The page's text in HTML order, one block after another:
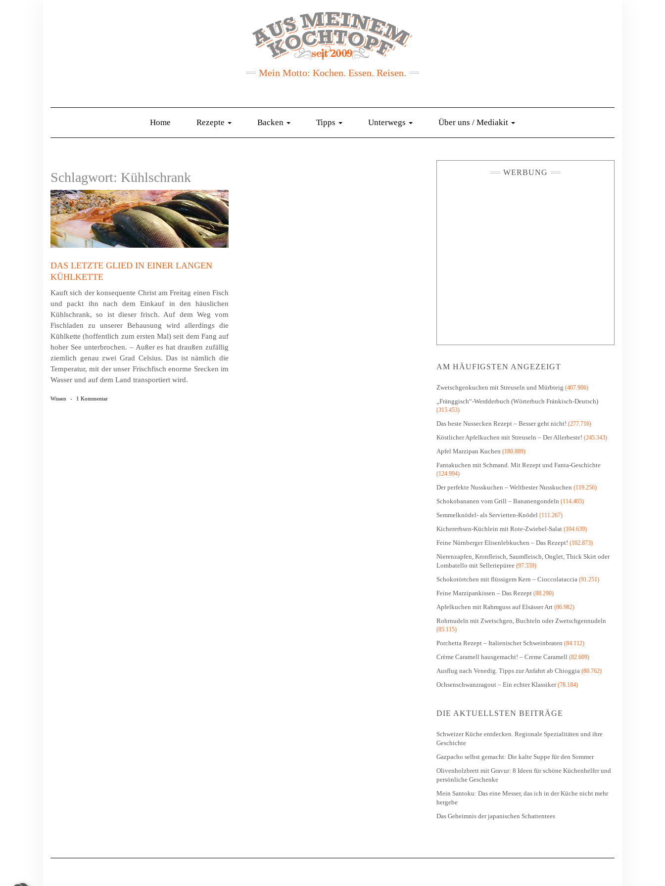
Mein Motto: Kochen. Essen. Reisen.
Home Rezepte Backen Tipps Unterwegs Über uns / Mediakit
Schlagwort: Kühlschrank
DAS LETZTE GLIED IN EINER LANGEN
KÜHLKETTE
Kauft sich der konsequente Christ am Freitag einen Fisch
und packt ihn nach dem Einkauf in den häuslichen
Kühlschrank, so ist dieser frisch. Auf dem Weg vom
Fischladen zu unserer Behausung wird allerdings die
Kühlkette (hoffentlich zum ersten Mal) seit dem Fang auf
hoher See unterbrochen. – Außer es hat draußen zufällig
ziemlich genau zwei Grad Celsius. Das ist nämlich die
Temperatur, mit der unser Frischfisch enorme Srecken im
Wasser und auf dem Land transportiert wird.
Wissen - 1 Kommentar
WERBUNG
AM HÄUFIGSTEN ANGEZEIGT
Zwetschgenkuchen mit Streuseln und Mürbteig (407.906)
„Fränggisch“-Werdderbuch (Wörterbuch Fränkisch-Deutsch)
(315.453)
Das beste Nussecken Rezept – Besser geht nicht! (277.716)
Köstlicher Apfelkuchen mit Streuseln – Der Allerbeste! (245.343)
Apfel Marzipan Kuchen (180.889)
Fantakuchen mit Schmand. Mit Rezept und Fanta-Geschichte
(124.994)
Der perfekte Nusskuchen – Weltbester Nusskuchen (119.256)
Schokobananen vom Grill – Bananengondeln (114.405)
Semmelknödel- als Servietten-Knödel (111.267)
Kichererbsen-Küchlein mit Rote-Zwiebel-Salat (104.639)
Feine Nürnberger Elisenlebkuchen – Das Rezept! (102.873)
Nierenzapfen, Kronfleisch, Saumfleisch, Onglet, Thick Skirt oder
Lombatello mit Selleriepüree (97.559)
Schokotörtchen mit flüssigem Kern – Cioccolataccia (91.251)
Feine Marzipankissen – Das Rezept (88.290)
Apfelkuchen mit Rahmguss auf Elsässer Art (86.982)
Rohrnudeln mit Zwetschgen, Buchteln oder Zwetschgennudeln
(85.115)
Porchetta Rezept – Italienischer Schweinbraten (84.112)
Crème Caramell hausgemacht! – Creme Caramell (82.609)
Ausflug nach Venedig. Tipps zur Anfahrt ab Chioggia (80.762)
Ochsenschwanzragout – Ein echter Klassiker(78.184)
DIE AKTUELLSTEN BEITRÄGE
Schweizer Küche entdecken. Regionale Spezialitäten und ihre
Geschichte
Gazpacho selbst gemacht: Die kalte Suppe für den Sommer
Olivenholzbrett mit Gravur: 8 Ideen für schöne Küchenhelfer und
persönliche Geschenke
Mein Santoku: Das eine Messer, das ich in der Küche nicht mehr
hergebe
Das Geheimnis der japanischen Schattentees